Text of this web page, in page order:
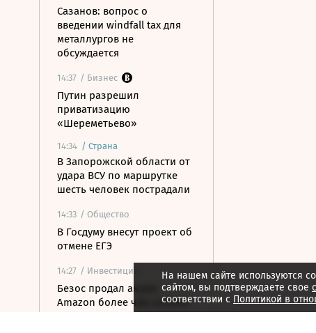
Сазанов: вопрос о
введении windfall tax для
металлургов не
обсуждается
14:37 / Бизнес
Путин разрешил
приватизацию
«Шереметьево»
14:34 / Страна
В Запорожской области от
удара ВСУ по маршрутке
шесть человек пострадали
14:33 / Общество
В Госдуму внесут проект об
отмене ЕГЭ
14:27 / Инвестиции
Безос продал акции
Amazon более чем на $350
На нашем сайте используются
сайтом, вы подтверждаете свое
соответствии с Политикой в